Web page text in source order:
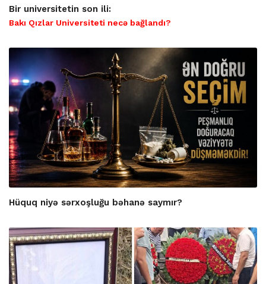
Bir universitetin son ili:
Bakı Qızlar Universiteti necə bağlandı?
Hüquq niyə sərxoşluğu bəhanə saymır?